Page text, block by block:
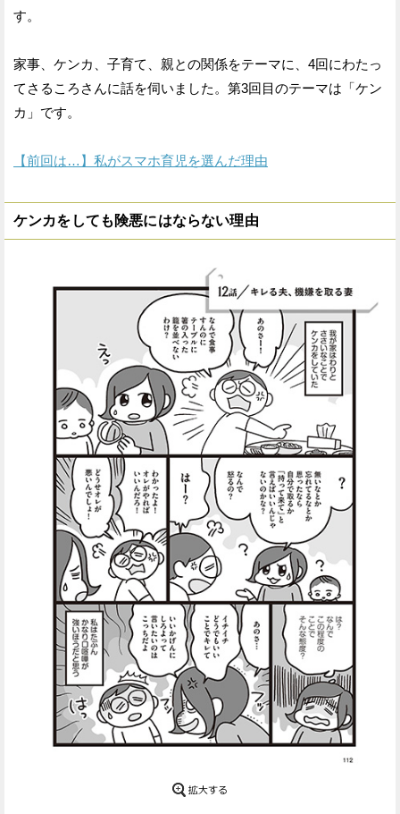
す。
家事、ケンカ、子育て、親との関係をテーマに、4回にわたっ
てさるころさんに話を伺いました。第3回目のテーマは「ケン
カ」です。
【前回は…】私がスマホ育児を選んだ理由
ケンカをしても険悪にはならない理由